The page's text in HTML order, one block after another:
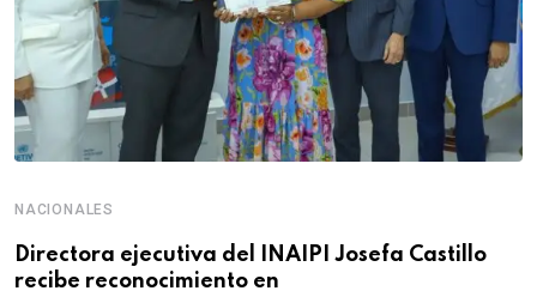
NACIONALES
Directora ejecutiva del INAIPI Josefa Castillo
recibe reconocimiento en